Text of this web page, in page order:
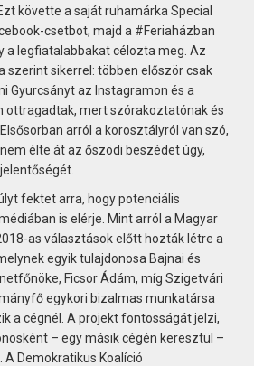
követte a saját ruhamárka Special
csetbot, majd a #Feriaházban
a legfiatalabbakat célozta meg. Az
szerint sikerrel: többen először csak
Gyurcsányt az Instagramon és a
ottragadtak, mert szórakoztatónak és
arról a korosztályról van szó,
élte át az őszödi beszédet úgy,
fektet arra, hogy potenciális
is elérje. Mint arról a Magyar
as választások előtt hozták létre a
egyik tulajdonosa Bajnai és
Ficsor Ádám, míg Szigetvári
egykori bizalmas munkatársa
a cégnél. A projekt fontosságát jelzi,
– egy másik cégén keresztül –
Demokratikus Koalíció